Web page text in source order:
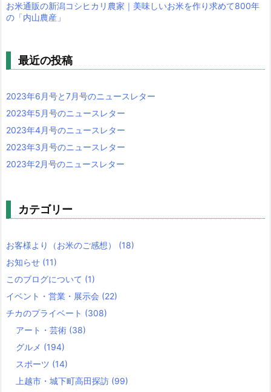
お米通販の新潟コシヒカリ農家｜美味しいお米を作り求めて800年
の「内山農産」
最近の投稿
2023年6月号と7月号のニュースレター
2023年5月号のニュースレター
2023年4月号のニュースレター
2023年3月号のニュースレター
2023年2月号のニュースレター
カテゴリー
お客様より（お米のご感想） (18)
お知らせ (11)
このブログについて (1)
イベント・営業・展示会 (22)
チカのプライベート (308)
アート・芸術 (38)
グルメ (194)
スポーツ (14)
上越市・城下町高田探訪 (99)